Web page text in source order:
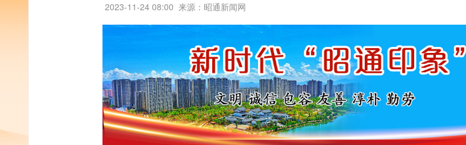
2023-11-24 08:00 来源：昭通新闻网